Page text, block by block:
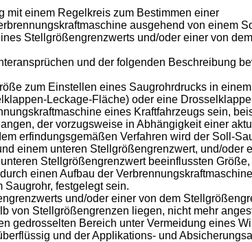
mit einem Regelkreis zum Bestimmen einer
ausgehend von einem
Stellgrößengrenzwerts und/oder einer von
und der folgenden Beschreibung
zum Einstellen eines Saugrohrdrucks in
Leckage-Fläche) oder eine
eines Kraftfahrzeugs sein,
der vorzugsweise in Abhängigkeit einer
erfindungsgemäßen Verfahren wird der Soll-
einem unteren Stellgrößengrenzwert, und/oder
Stellgrößengrenzwert beeinflussten
einen Aufbau der
festgelegt sein.
und/oder einer von dem
von Stellgrößengrenzen liegen, nicht mehr
gedrosselten Bereich unter Vermeidung eines
und der Applikations- und